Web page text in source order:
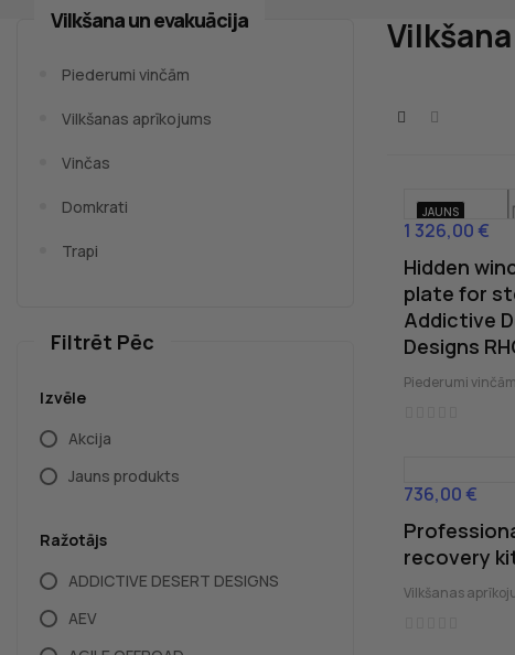
Vilkšana un evakuācija
Piederumi vinčām
Vilkšanas aprīkojums
Vinčas
Domkrati
Trapi
Filtrēt Pēc
Izvēle
Akcija
Jauns produkts
Ražotājs
ADDICTIVE DESERT DESIGNS
AEV
JAUNS
Cena
1 326,00 €
Hidden
plate for
Addictive
Designs
Piederumi vinčām
Cena
736,00 €
recovery
Vilkšanas